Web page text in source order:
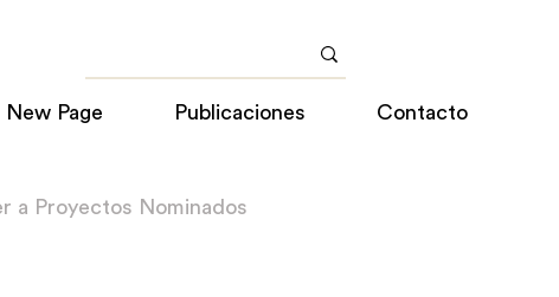
New Page Publicaciones Contacto
a Proyectos Nominados